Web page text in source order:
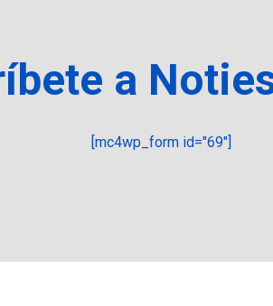
a
[mc4wp_form id="69"]